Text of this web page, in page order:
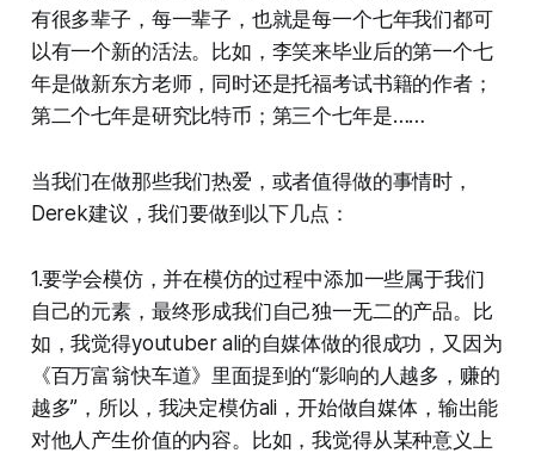
有很多辈子，每一辈子，也就是每一个七年我们都可
以有一个新的活法。比如，李笑来毕业后的第一个七
年是做新东方老师，同时还是托福考试书籍的作者；
第二个七年是研究比特币；第三个七年是……
当我们在做那些我们热爱，或者值得做的事情时，
Derek建议，我们要做到以下几点：
1.要学会模仿，并在模仿的过程中添加一些属于我们
自己的元素，最终形成我们自己独一无二的产品。比
如，我觉得youtuber ali的自媒体做的很成功，又因为
《百万富翁快车道》里面提到的“影响的人越多，赚的
越多”，所以，我决定模仿ali，开始做自媒体，输出能
对他人产生价值的内容。比如，我觉得从某种意义上